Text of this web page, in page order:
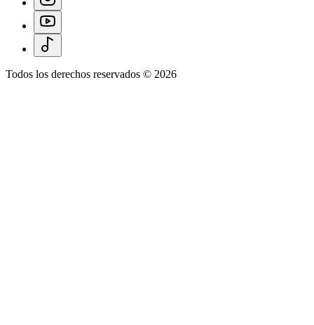
Todos los derechos reservados © 2026